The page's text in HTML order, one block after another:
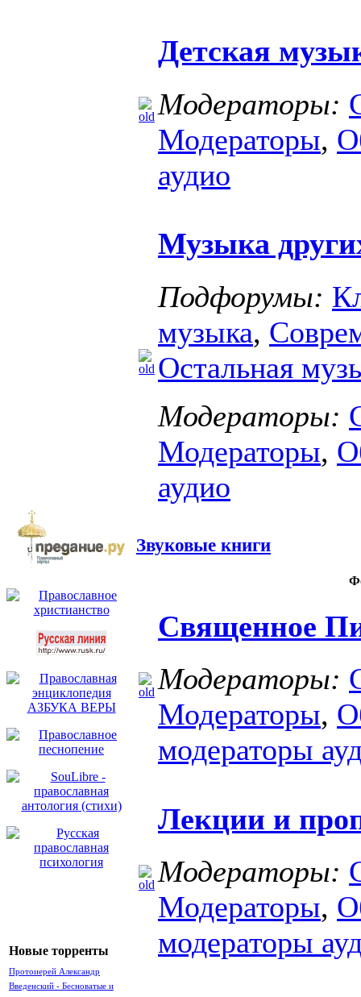
Новые торренты
Протоиерей Александр
Введенский - Бесноватые и
Детская
Модераторы:
Модераторы,
аудио
Музыка
Подфорумы:
музыка,
Остальная
Модераторы:
Модераторы,
аудио
Звуковые книги
Священное
Модераторы:
Модераторы,
модераторы
Лекции и
Модераторы:
Модераторы,
модераторы